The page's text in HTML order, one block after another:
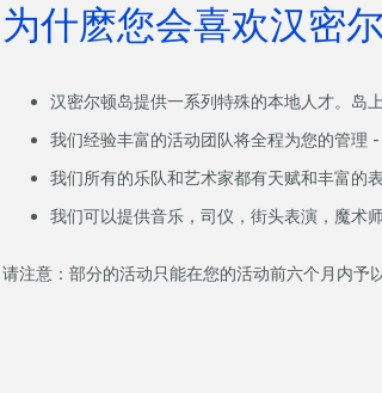
为什麽您会喜欢汉密
汉密尔顿岛提供一系列特殊的本地人才。岛
我们经验丰富的活动团队将全程为您的管理
我们所有的乐队和艺术家都有天赋和丰富的
我们可以提供音乐，司仪，街头表演，魔术
请注意：部分的活动只能在您的活动前六个月内予